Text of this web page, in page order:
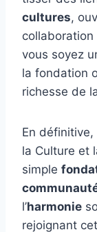
cultures,
collaboration
vous soyez
la fondation
richesse de
En
la Culture et
simple
l’harmonie
rejoignant